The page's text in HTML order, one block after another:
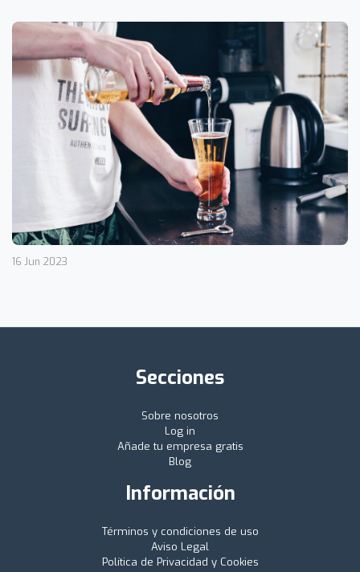
16 Jun 2023
Secciones
Sobre nosotros
Log in
Añade tu empresa gratis
Blog
Información
Términos y condiciones de uso
Aviso Legal
Política de Privacidad y Cookies